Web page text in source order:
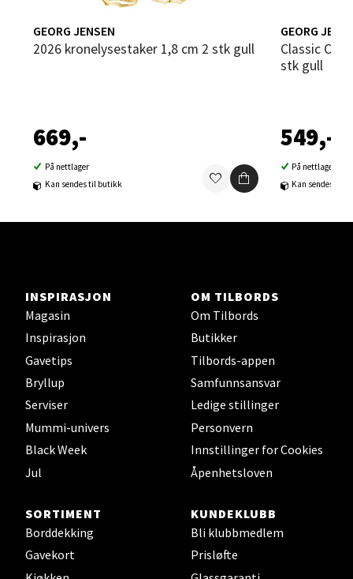
GEORG JENSEN
2026 kronelysestaker 1,8 cm 2 stk gull
669,-
På nettlager
Kan sendes til butikk
GEORG
Classic Christmas lysestake stjerne 2
stk gull
549,-
På nettlager
Kan sendes til
INSPIRASJON
Magasin
Inspirasjon
Gavetips
Bryllup
Serviser
Mummi-univers
Black Week
Jul
OM TILBORDS
Om Tilbords
Butikker
Tilbords-appen
Samfunnsansvar
Ledige stillinger
Personvern
Innstillinger for Cookies
Åpenhetsloven
SORTIMENT
Borddekking
Gavekort
KUNDEKLUBB
Bli klubbmedlem
Prisløfte
Strangata 26, 8400 Sortland
Åpent i dag 10-16
0 i butikk
Steinkjer - Thon Senter Steinkjer
Leirvik - Stord
Torgbakken 2, 5401 Stord
Åpent i dag 10-15
0 i butikk